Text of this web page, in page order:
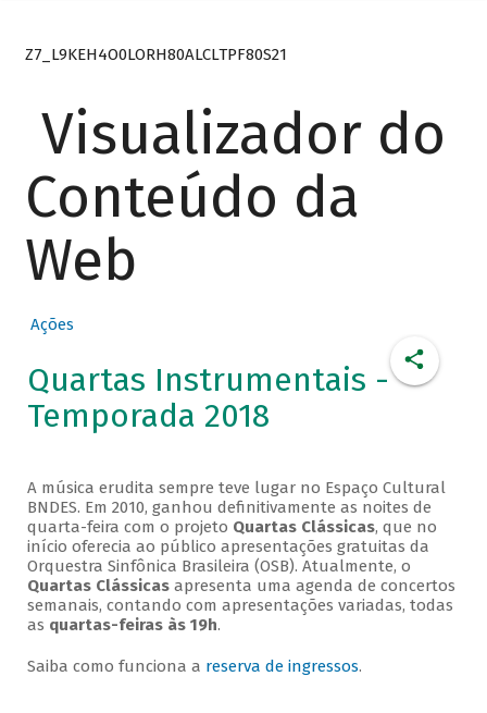
Z7_L9KEH4O0LORH80ALCLTPF80S21
Visualizador do
Conteúdo da
Web
Ações
Quartas Instrumentais -
Temporada 2018
A música erudita sempre teve lugar no Espaço Cultural
BNDES. Em 2010, ganhou definitivamente as noites de
quarta-feira com o projeto Quartas Clássicas, que no
início oferecia ao público apresentações gratuitas da
Orquestra Sinfônica Brasileira (OSB). Atualmente, o
Quartas Clássicasapresenta uma agenda de concertos
semanais, contando com apresentações variadas, todas
as quartas-feiras às 19h.
Saiba como funciona a reserva de ingressos.